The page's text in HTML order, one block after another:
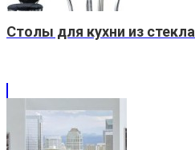
Столы для кухни из стекла